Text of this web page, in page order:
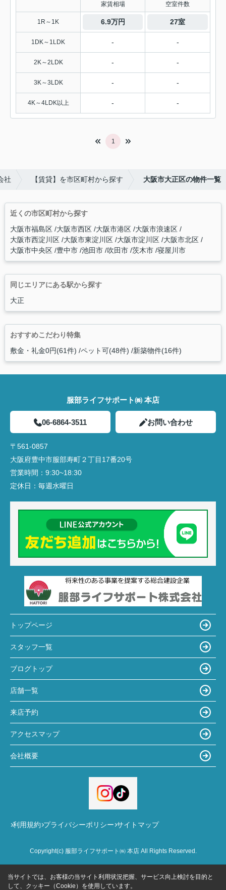
家賃相場 空室件数
1R～1K 6.9万円 27室
1DK～1LDK - -
2K～2LDK - -
3K～3LDK - -
4K～4LDK以上 - -
1
社 【賃貸】を市区町村から探す 大阪市大正区の物件一覧
近くの市区町村から探す
大阪市福島区 大阪市西区 大阪市港区 大阪市浪速区
大阪市西淀川区 大阪市東淀川区 大阪市淀川区 大阪市北区
大阪市中央区 豊中市 池田市 吹田市 茨木市 寝屋川市
同じエリアにある駅から探す
大正
おすすめこだわり特集
敷金・礼金0円(61件) ペット可(48件) 新築物件(16件)
服部ライフサポート㈱ 本店
06-6864-3511 お問い合わせ
〒561-0857
大阪府豊中市服部寿町２丁目17番20号
営業時間： 9:30~18:30
定休日： 毎週水曜日
トップページ
スタッフ一覧
ブログトップ
店舗一覧
来店予約
アクセスマップ
会社概要
利用規約 プライバシーポリシー サイトマップ
Copyright(c) 服部ライフサポート㈱ 本店 All Rights Reserved.
当サイトでは、お客様の当サイト利用状況把握、サービス向上検討を目的と
して、クッキー（Cookie）を使用しています。